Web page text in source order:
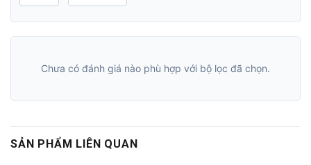
Chưa có đánh giá nào phù hợp với bộ lọc đã chọn.
SẢN PHẨM LIÊN QUAN